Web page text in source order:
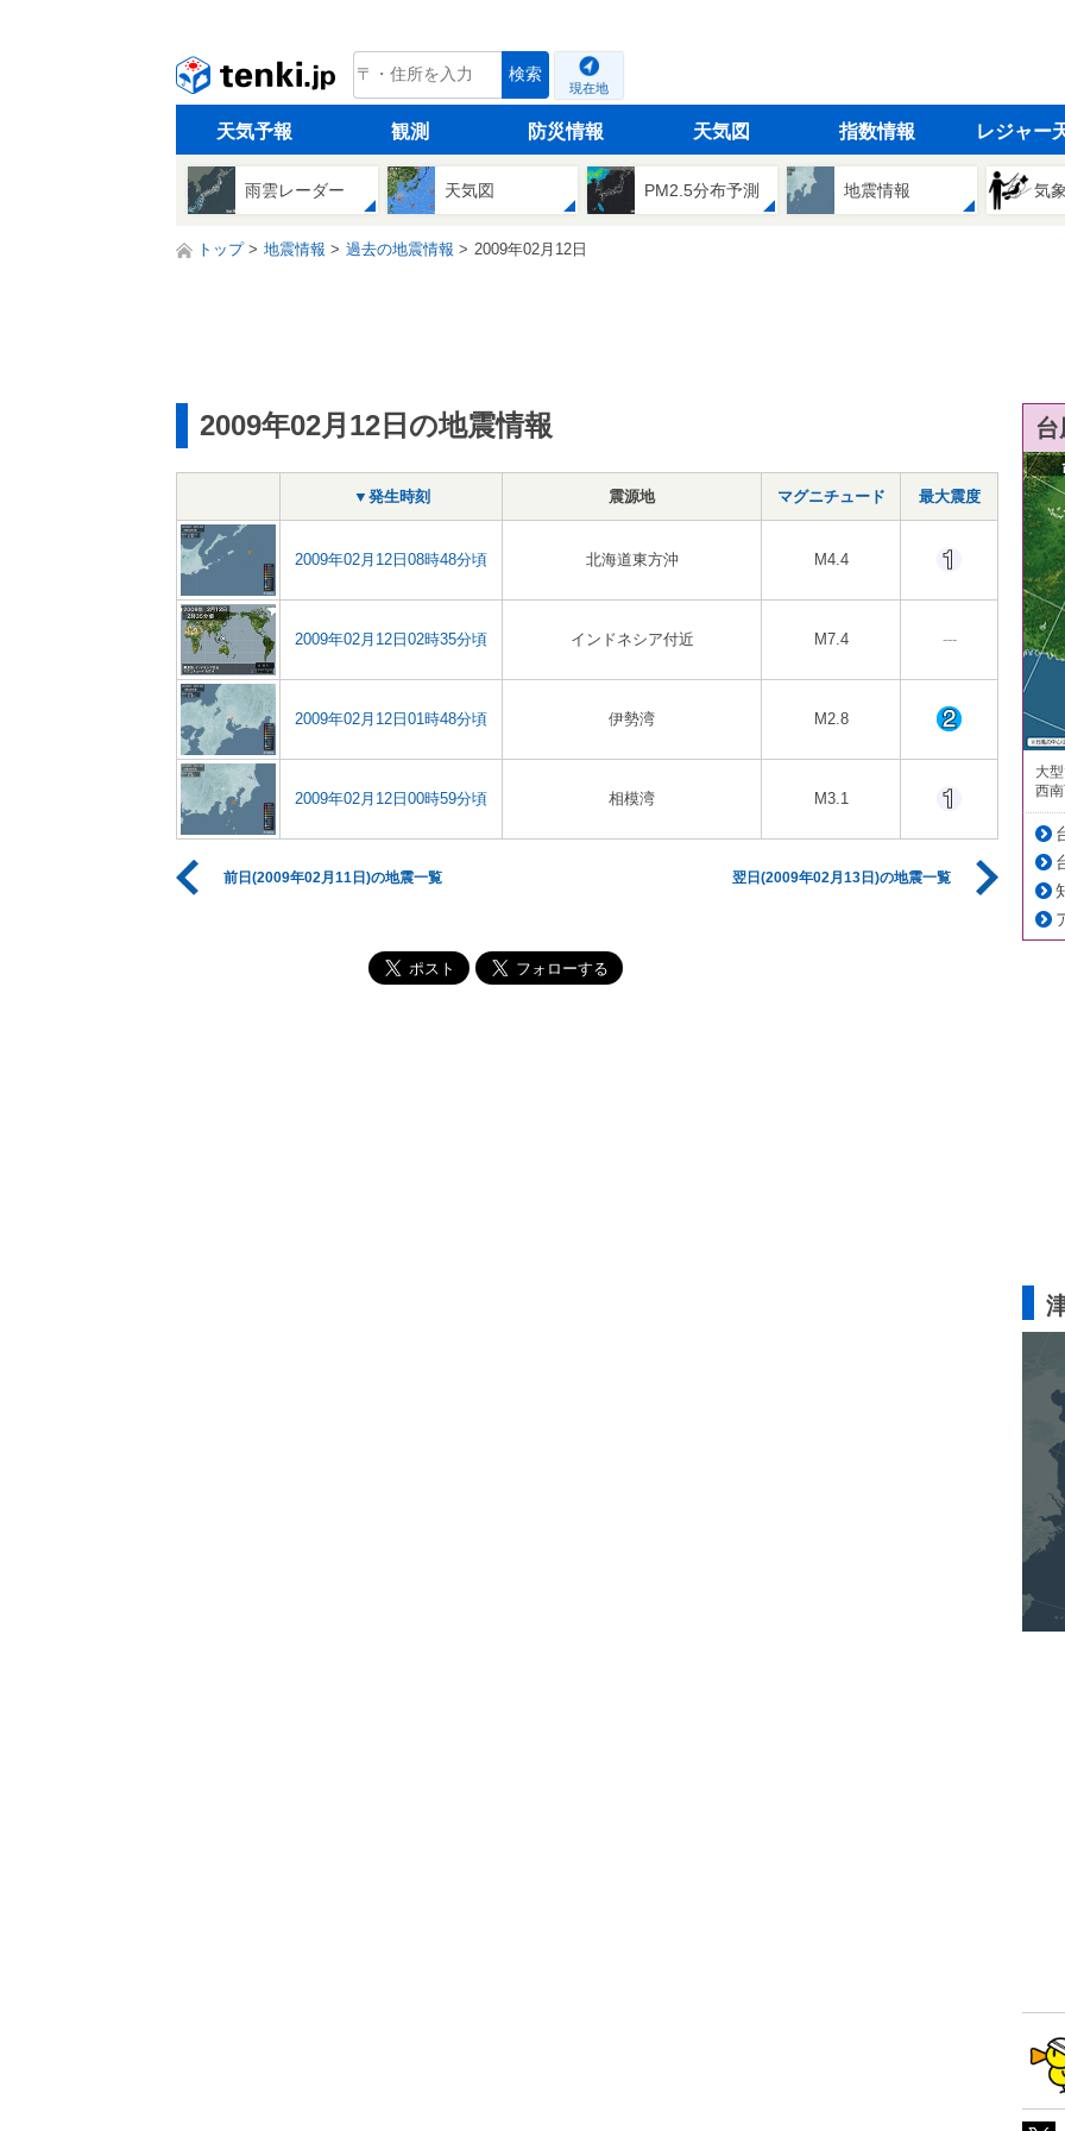
tenki.jp 検索
現在地
天気予報 観測 防災情報 天気図 指数情報 レジャー
雨雲レーダー 天気図 PM2.5分布予測 地震情報 気
トップ 地震情報 過去の地震情報 2009年02月12日
2009年02月12日の地震情報
▼発生時刻 震源地 マグニチュード 最大震度
2009年02月12日08時48分頃 北海道東方沖 M4.4
2009年02月12日02時35分頃 インドネシア付近 M7.4 ---
2009年02月12日01時48分頃 伊勢湾 M2.8
2009年02月12日00時59分頃 相模湾 M3.1
前日(2009年02月11日)の地震一覧 翌日(2009年02月13日)の地震一覧
大
西